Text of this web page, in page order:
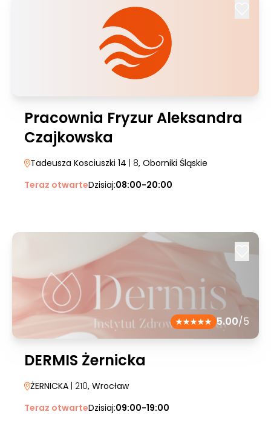
Pracownia Fryzur Aleksandra
Czajkowska
Tadeusza Kosciuszki 14 | 8, Oborniki Śląskie
Teraz otwarteDzisiaj:08:00-20:00
5.00/5
DERMIS Żernicka
ŻERNICKA | 210, Wrocław
Teraz otwarteDzisiaj:09:00-19:00